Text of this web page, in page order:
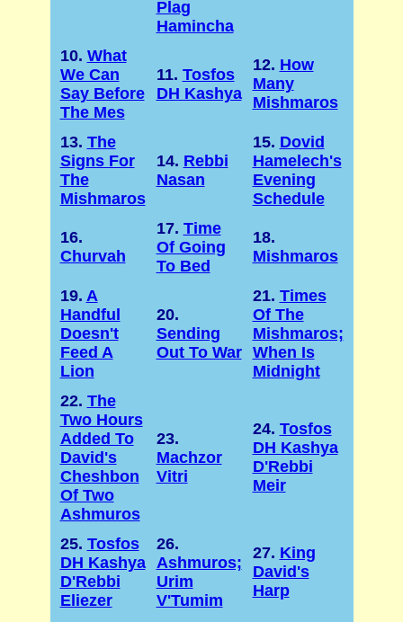
Plag
Hamincha
10. What
We Can
Say Before
The Mes
11. Tosfos
DH Kashya
12. How
Many
Mishmaros
13. The
Signs For
The
Mishmaros
14. Rebbi
Nasan
15. Dovid
Hamelech's
Evening
Schedule
16.
Churvah
17. Time
Of Going
To Bed
18.
Mishmaros
19. A
Handful
Doesn't
Feed A
Lion
20.
Sending
Out To War
21. Times
Of The
Mishmaros;
When Is
Midnight
22. The
Two Hours
Added To
David's
Cheshbon
Of Two
Ashmuros
23.
Machzor
Vitri
24. Tosfos
DH Kashya
D'Rebbi
Meir
25. Tosfos
DH Kashya
D'Rebbi
Eliezer
26.
Ashmuros;
Urim
V'Tumim
27. King
David's
Harp